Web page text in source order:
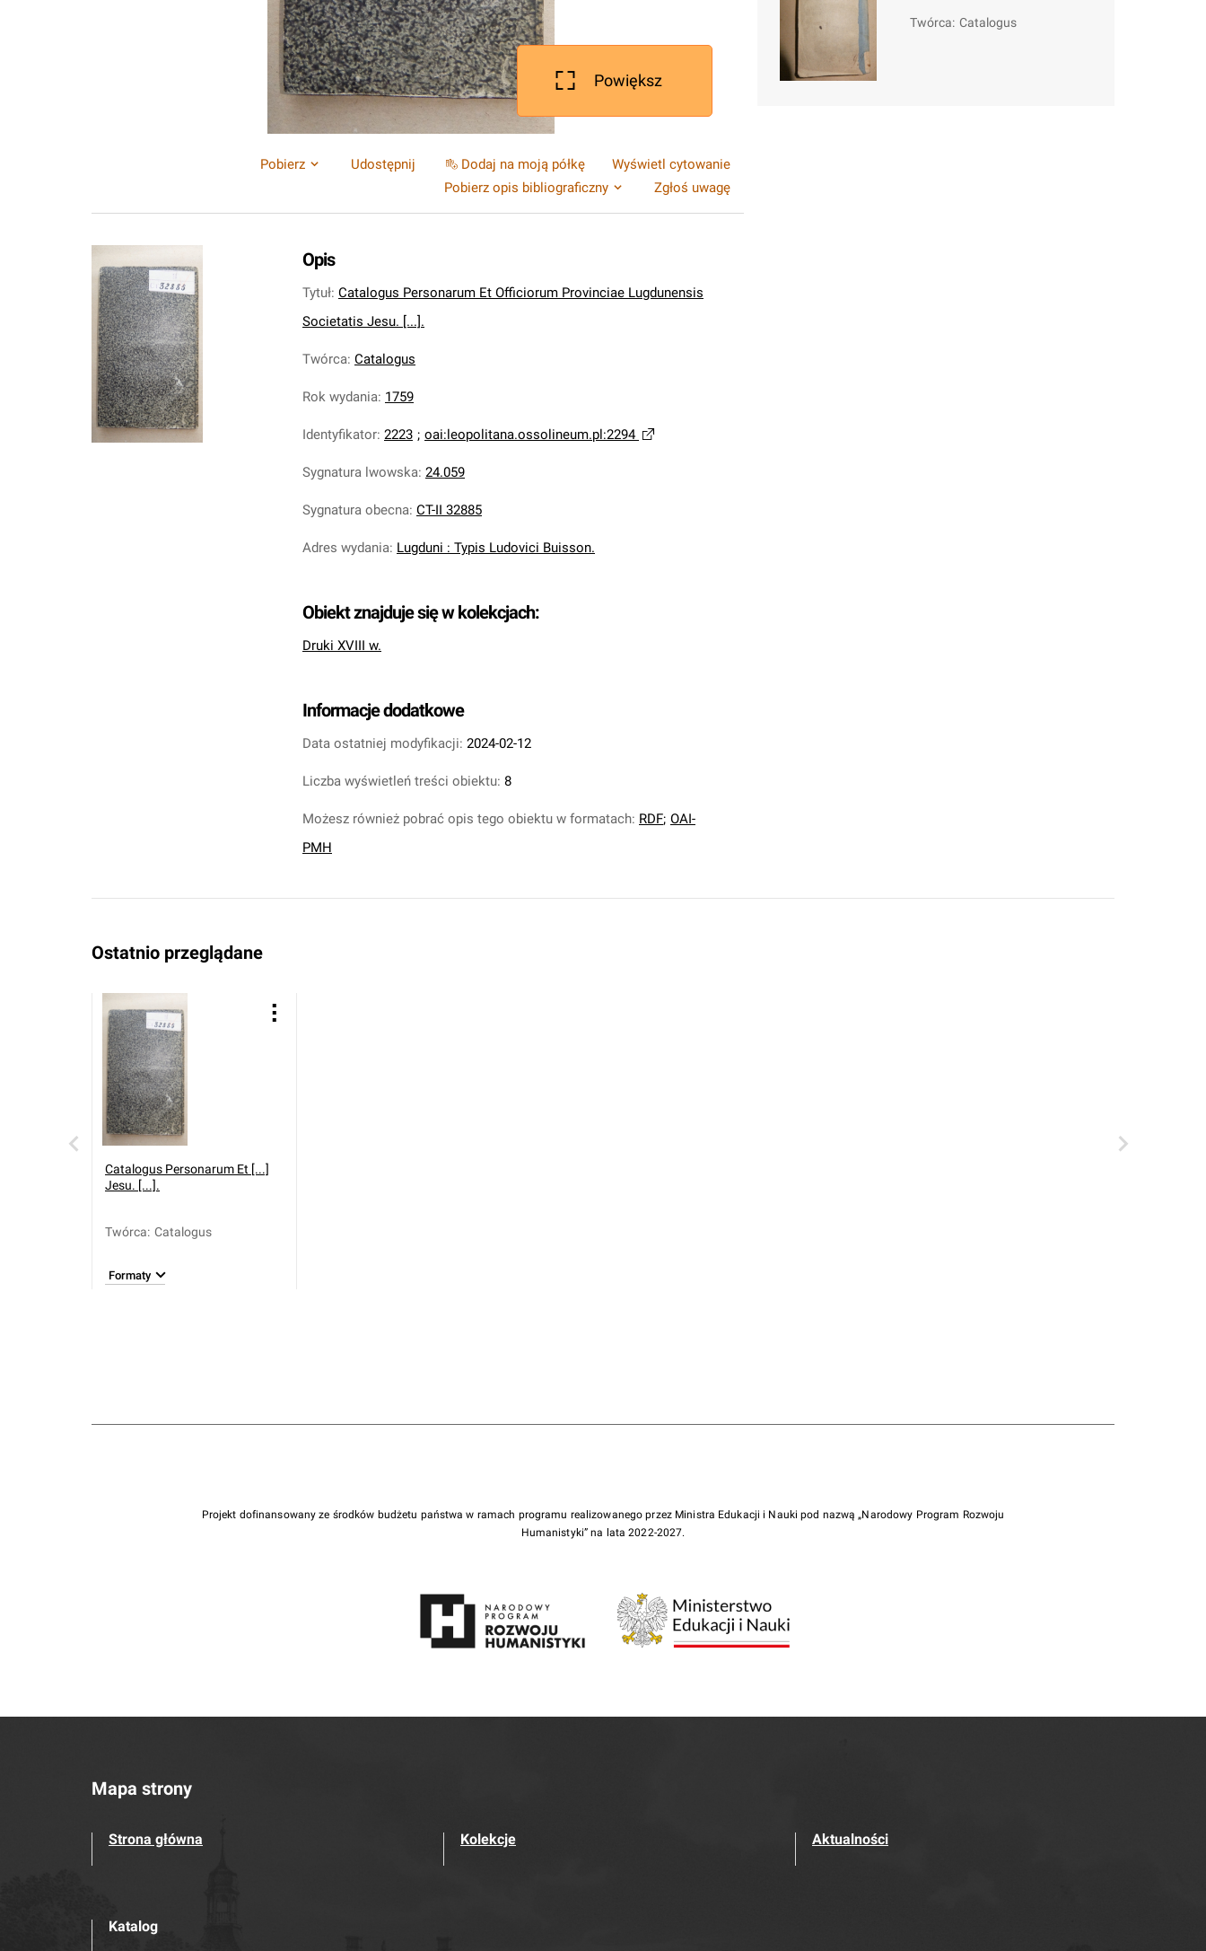
Powiększ
Pobierz Udostępnij Dodaj na moją półkę
Wyświetl cytowanie
Pobierz opis bibliograficzny
Zgłoś uwagę
Opis
Tytuł: Catalogus Personarum Et Officiorum Provinciae Lugdunensis
Societatis Jesu. [...].
Twórca: Catalogus
Rok wydania: 1759
Identyfikator: 2223 ; oai:leopolitana.ossolineum.pl:2294
Sygnatura lwowska: 24.059
Sygnatura obecna: CT-II 32885
Adres wydania: Lugduni : Typis Ludovici Buisson.
Obiekt znajduje się w kolekcjach:
Druki XVIII w.
Informacje dodatkowe
Data ostatniej modyfikacji: 2024-02-12
Liczba wyświetleń treści obiektu: 8
Możesz również pobrać opis tego obiektu w formatach: RDF; OAI-
PMH
Twórca: Catalogus
Ostatnio przeglądane
Catalogus Personarum Et [...]
Jesu. [...].
Twórca: Catalogus
Formaty
Projekt dofinansowany ze środków budżetu państwa w ramach programu realizowanego przez Ministra Edukacji i Nauki pod nazwą „Narodowy Program Rozwoju
Humanistyki” na lata 2022-2027.
Mapa strony
Strona główna Kolekcje Aktualności
Katalog